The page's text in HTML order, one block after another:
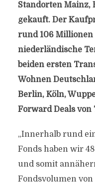
Standorten Mainz,
gekauft. Der
rund 106 Millionen
niederländische
beiden ersten
Wohnen
Berlin, Köln,
Forward Deals
„Innerhalb rund
Fonds haben wir
und somit
Fondsvolumen